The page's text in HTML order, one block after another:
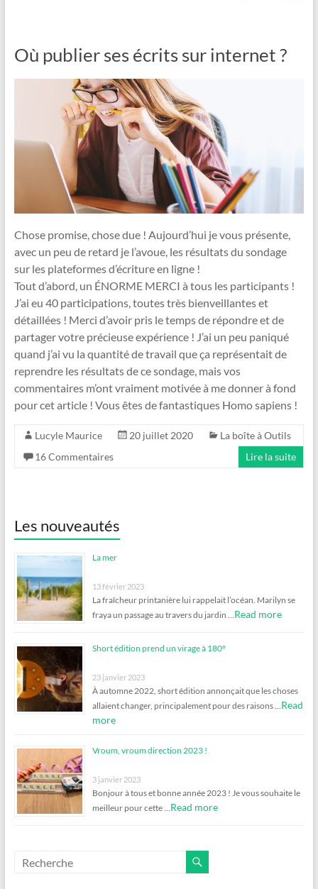
Où publier ses écrits sur internet ?
Chose promise, chose due ! Aujourd’hui je vous présente,
avec un peu de retard je l’avoue, les résultats du sondage
sur les plateformes d’écriture en ligne !
Tout d’abord, un ÉNORME MERCI à tous les participants !
J’ai eu 40 participations, toutes très bienveillantes et
détaillées ! Merci d’avoir pris le temps de répondre et de
partager votre précieuse expérience ! J’ai un peu paniqué
quand j’ai vu la quantité de travail que ça représentait de
reprendre les résultats de ce sondage, mais vos
commentaires m’ont vraiment motivée à me donner à fond
pour cet article ! Vous êtes de fantastiques Homo sapiens !
Lucyle Maurice 20 juillet 2020
La boîte à Outils
16 Commentaires
Lire la suite
Les nouveautés
La mer
13 février 2023
La fraîcheur printanière lui rappelait l’océan. Marilyn se
fraya un passage au travers du jardin …Read more
Short édition prend un virage à 180°
23 janvier 2023
À automne 2022, short édition annonçait que les choses
allaient changer, principalement pour des raisons …Read
more
Vroum, vroum direction 2023 !
3 janvier 2023
Bonjour à tous et bonne année 2023 ! Je vous souhaite le
meilleur pour cette …Read more